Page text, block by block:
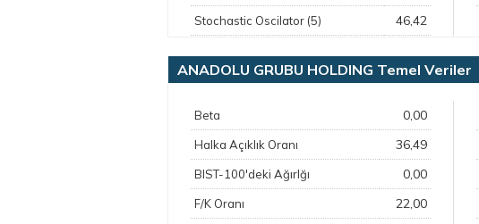
Stochastic Oscilator (5) 46,42
ANADOLU GRUBU HOLDING Temel Veriler
Beta 0,00
Halka Açıklık Oranı 36,49
BIST-100'deki Ağırlğı 0,00
F/K Oranı 22,00